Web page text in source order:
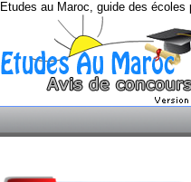
Etudes au Maroc, guide des